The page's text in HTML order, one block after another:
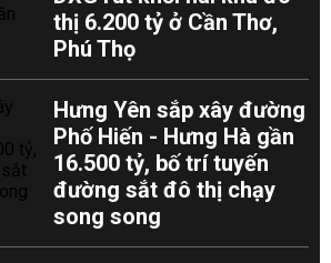
thị 6.200 tỷ ở Cần Thơ,
Phú Thọ
Hưng Yên sắp xây đường
Phố Hiến - Hưng Hà gần
16.500 tỷ, bố trí tuyến
đường sắt đô thị chạy
song song